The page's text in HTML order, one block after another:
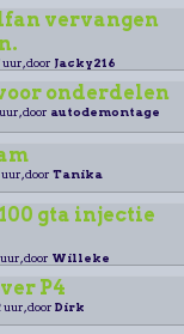
vervangen
door Jacky216
onderdelen
door autodemontage
door Tanika
gta injectie
door Willeke
P4
door Dirk